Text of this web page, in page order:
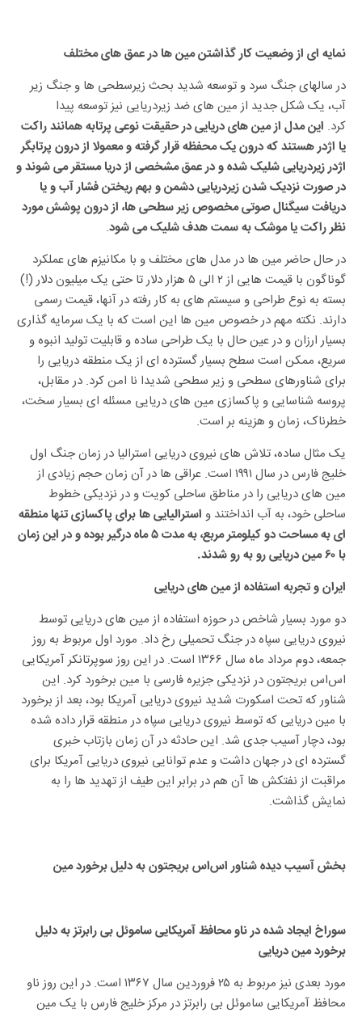
نمایه ای از وضعیت کار گذاشتن مین ها در عمق های مختلف
در سالهای جنگ سرد و توسعه شدید بحث زیرسطحی ها و جنگ زیر
آب، یک شکل جدید از مین های ضد زیردریایی نیز توسعه پیدا
کرد. این مدل از مین های دریایی در حقیقت نوعی پرتابه همانند راکت
یا اژدر هستند که درون یک محفظه قرار گرفته و معمولا از درون پرتابگر
اژدر زیردریایی شلیک شده و در عمق مشخصی از دریا مستقر می شوند و
در صورت نزدیک شدن زیردریایی دشمن و بهم ریختن فشار آب و یا
دریافت سیگنال صوتی مخصوص زیر سطحی ها، از درون پوشش مورد
نظر راکت یا موشک به سمت هدف شلیک می شود.
در حال حاضر مین ها در مدل های مختلف و با مکانیزم های عملکرد
گوناگون با قیمت هایی از ۲ الی ۵ هزار دلار تا حتی یک میلیون دلار (!)
بسته به نوع طراحی و سیستم های به کار رفته در آنها، قیمت رسمی
دارند. نکته مهم در خصوص مین ها این است که با یک سرمایه گذاری
بسیار ارزان و در عین حال با یک طراحی ساده و قابلیت تولید انبوه و
سریع، ممکن است سطح بسیار گسترده ای از یک منطقه دریایی را
برای شناورهای سطحی و زیر سطحی شدیدا نا امن کرد. در مقابل،
پروسه شناسایی و پاکسازی مین های دریایی مسئله ای بسیار سخت،
خطرناک، زمان و هزینه بر است.
یک مثال ساده، تلاش های نیروی دریایی استرالیا در زمان جنگ اول
خلیج فارس در سال ۱۹۹۱ است. عراقی ها در آن زمان حجم زیادی از
مین های دریایی را در مناطق ساحلی کویت و در نزدیکی خطوط
ساحلی خود، به آب انداختند و استرالیایی ها برای پاکسازی تنها منطقه
ای به مساحت دو کیلومتر مربع، به مدت ۵ ماه درگیر بوده و در این زمان
با ۶۰ مین دریایی رو به رو شدند.
ایران و تجربه استفاده از مین های دریایی
دو مورد بسیار شاخص در حوزه استفاده از مین های دریایی توسط
نیروی دریایی سپاه در جنگ تحمیلی رخ داد. مورد اول مربوط به روز
جمعه، دوم مرداد ماه سال ۱۳۶۶ است. در این روز سوپرتانکر آمریکایی
اس‌اس بریجتون در نزدیکی جزیره فارسی با مین برخورد کرد. این
شناور که تحت اسکورت شدید نیروی دریایی آمریکا بود، بعد از برخورد
با مین دریایی که توسط نیروی دریایی سپاه در منطقه قرار داده شده
بود، دچار آسیب جدی شد. این حادثه در آن زمان بازتاب خبری
گسترده ای در جهان داشت و عدم توانایی نیروی دریایی آمریکا برای
مراقبت از نفتکش ها آن هم در برابر این طیف از تهدید ها را به
نمایش گذاشت.
بخش آسیب دیده شناور اس‌اس بریجتون به دلیل برخورد مین
سوراخ ایجاد شده در ناو محافظ آمریکایی ساموئل بی رابرتز به دلیل
برخورد مین دریایی
مورد بعدی نیز مربوط به ۲۵ فروردین سال ۱۳۶۷ است. در این روز ناو
محافظ آمریکایی ساموئل بی رابرتز در مرکز خلیج فارس با یک مین